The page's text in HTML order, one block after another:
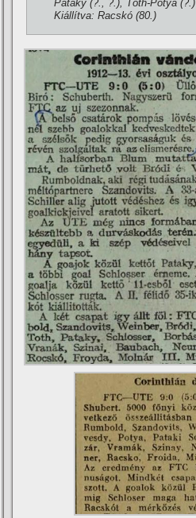
Pataky (?., ?.), Tóth-Potya (?.)
Kiállí­tva: Racskó (80.)